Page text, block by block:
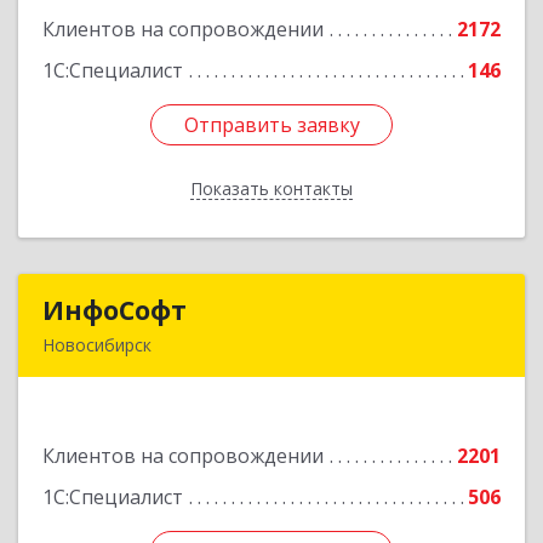
Клиентов на сопровождении
2172
1С:Специалист
146
Отправить заявку
Показать контакты
Подробнее
Отправить заявку
Назад
ИнфоСофт
Новосибирск
Клиентов на сопровождении
2201
1С:Специалист
506
Подробнее